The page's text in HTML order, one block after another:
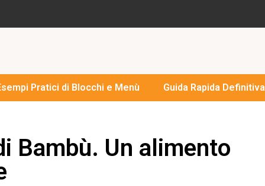
Pratici di Blocchi e Menù Guida Rapida Definitiva
Bambù. Un alimento